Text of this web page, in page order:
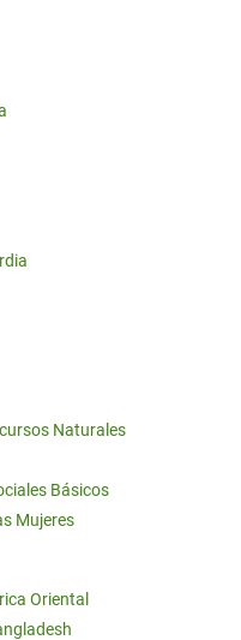
Naturales
Básicos
Mujeres
Oriental